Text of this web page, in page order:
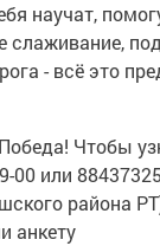
научат,
слаживание,
- всё это
Чтобы
00 или
района
анкету